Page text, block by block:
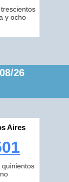
y ocho
26
Aires
quinientos